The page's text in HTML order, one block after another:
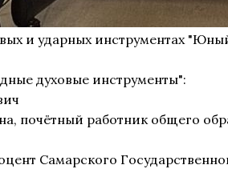
и ударных инструментах
духовые инструменты":
почётный работник общего
Самарского